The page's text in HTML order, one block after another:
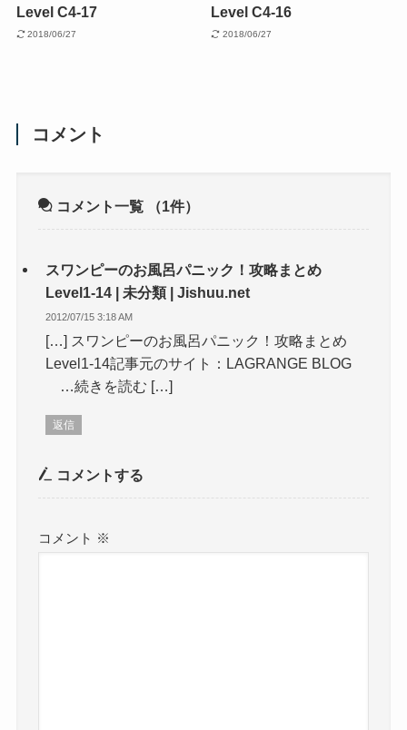
Level C4-17
2018/06/27
Level C4-16
2018/06/27
コメント
コメント一覧 （1件）
スワンピーのお風呂パニック！攻略まとめ
Level1-14 | 未分類 | Jishuu.net
2012/07/15 3:18 AM
[…] スワンピーのお風呂パニック！攻略まとめ
Level1-14記事元のサイト：LAGRANGE BLOG
…続きを読む […]
返信
コメントする
コメント ※